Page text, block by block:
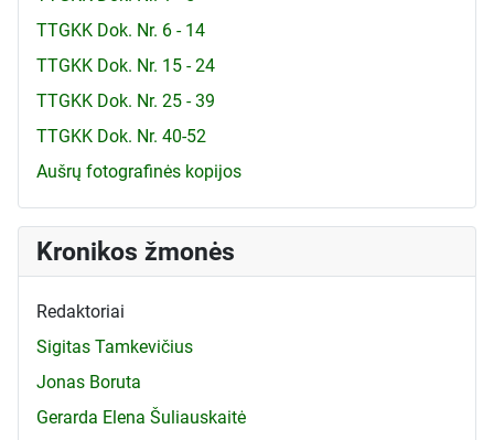
TTGKK Dok. Nr. 6 - 14
TTGKK Dok. Nr. 15 - 24
TTGKK Dok. Nr. 25 - 39
TTGKK Dok. Nr. 40-52
Aušrų fotografinės kopijos
Kronikos žmonės
Redaktoriai
Sigitas Tamkevičius
Jonas Boruta
Gerarda Elena Šuliauskaitė